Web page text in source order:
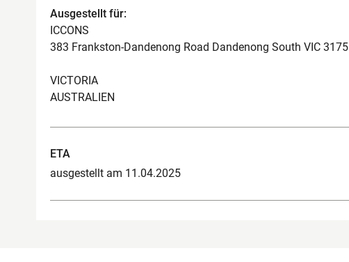
Ausgestellt für:
ICCONS
383 Frankston-Dandenong Road Dandenong South VIC 3175
VICTORIA
AUSTRALIEN
ETA
ausgestellt am 11.04.2025